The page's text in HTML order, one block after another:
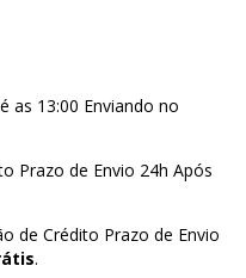
as 13:00 Enviando no
Prazo de Envio 24h Após
de Crédito Prazo de Envio
.